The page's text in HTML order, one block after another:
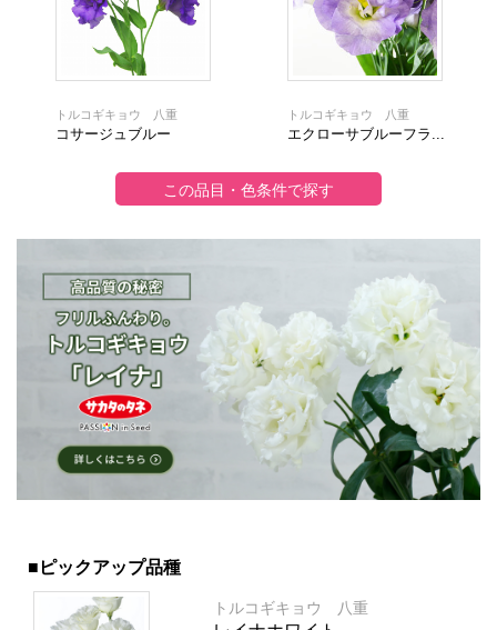
トルコギキョウ 八重
コサージュブルー
トルコギキョウ 八重
エクローサブルーフラ...
■ピックアップ品種
トルコギキョウ 八重